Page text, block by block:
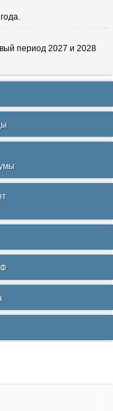
период 2027 и 2028